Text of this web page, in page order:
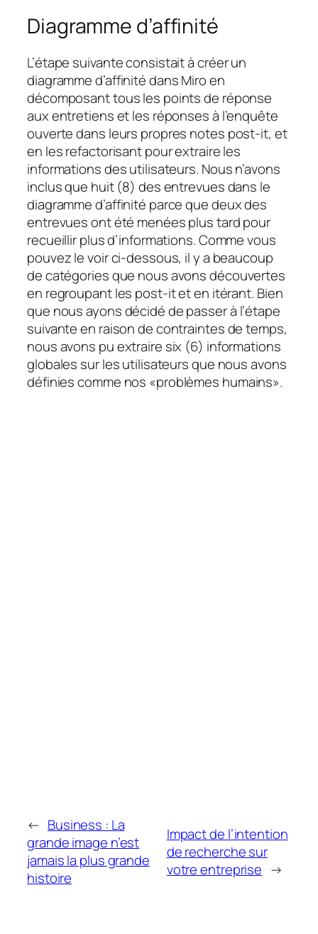
Diagramme d’affinité
L’étape suivante consistait à créer un
diagramme d’affinité dans Miro en
décomposant tous les points de réponse
aux entretiens et les réponses à l’enquête
ouverte dans leurs propres notes post-it, et
en les refactorisant pour extraire les
informations des utilisateurs. Nous n’avons
inclus que huit (8) des entrevues dans le
diagramme d’affinité parce que deux des
entrevues ont été menées plus tard pour
recueillir plus d’informations. Comme vous
pouvez le voir ci-dessous, il y a beaucoup
de catégories que nous avons découvertes
en regroupant les post-it et en itérant. Bien
que nous ayons décidé de passer à l’étape
suivante en raison de contraintes de temps,
nous avons pu extraire six (6) informations
globales sur les utilisateurs que nous avons
définies comme nos «problèmes humains».
← Business : La
grande image n’est
jamais la plus grande
histoire
Impact de l’intention
de recherche sur
votre entreprise →